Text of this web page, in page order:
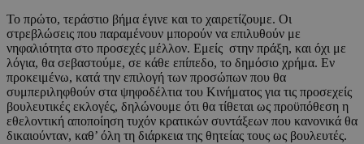
Το πρώτο, τεράστιο βήμα έγινε και το χαιρετίζουμε. Οι
στρεβλώσεις που παραμένουν μπορούν να επιλυθούν με
νηφαλιότητα στο προσεχές μέλλον. Εμείς στην πράξη, και όχι με
λόγια, θα σεβαστούμε, σε κάθε επίπεδο, το δημόσιο χρήμα. Εν
προκειμένω, κατά την επιλογή των προσώπων που θα
συμπεριληφθούν στα ψηφοδέλτια του Κινήματος για τις προσεχείς
βουλευτικές εκλογές, δηλώνουμε ότι θα τίθεται ως προϋπόθεση η
εθελοντική αποποίηση τυχόν κρατικών συντάξεων που κανονικά θα
δικαιούνταν, καθ’ όλη τη διάρκεια της θητείας τους ως βουλευτές.